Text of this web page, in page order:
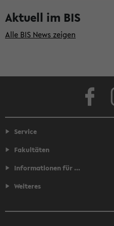
Aktuell im BIS
Alle BIS News zeigen
Service
Fakultäten
Informationen für ...
Weiteres